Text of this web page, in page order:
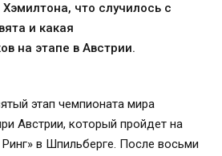
что случилось с
и какая
на этапе в Австрии.
этап чемпионата мира
Австрии, который пройдет на
в Шпильберге. После восьми